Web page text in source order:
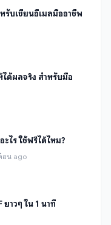
รับเขียนอีเมลมืออาชีพ
ได้ผลจริง สำหรับมือ
ร ใช้ฟรีได้ไหม?
อน ago
ยาวๆ ใน 1 นาที